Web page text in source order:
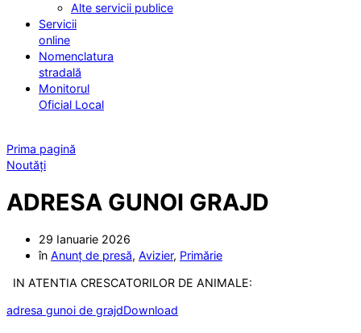
Alte servicii publice
Servicii
online
Nomenclatura
stradală
Monitorul
Oficial Local
Prima pagină
Noutăți
ADRESA GUNOI GRAJD
29 Ianuarie 2026
în Anunț de presă, Avizier, Primărie
IN ATENTIA CRESCATORILOR DE ANIMALE:
adresa gunoi de grajdDownload